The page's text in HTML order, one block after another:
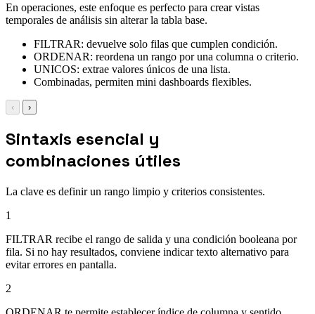
En operaciones, este enfoque es perfecto para crear vistas
temporales de análisis sin alterar la tabla base.
FILTRAR: devuelve solo filas que cumplen condición.
ORDENAR: reordena un rango por una columna o criterio.
UNICOS: extrae valores únicos de una lista.
Combinadas, permiten mini dashboards flexibles.
‹ ›
Sintaxis esencial y
combinaciones útiles
La clave es definir un rango limpio y criterios consistentes.
1
FILTRAR recibe el rango de salida y una condición booleana por
fila. Si no hay resultados, conviene indicar texto alternativo para
evitar errores en pantalla.
2